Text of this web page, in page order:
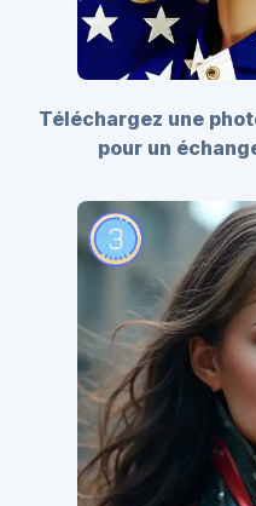
Téléchargez une
pour un